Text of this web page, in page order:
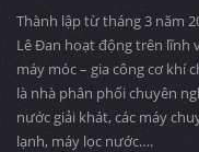
Thành lập từ tháng 3 năm
Lê Đan hoạt động trên lĩnh
máy móc – gia công cơ khí
là nhà phân phối chuyên
nước giải khát, các máy
lạnh, máy lọc nước….